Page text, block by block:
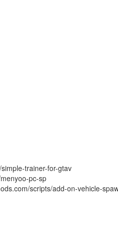
trainer-for-gtav
pc-sp
scripts/add-on-vehicle-